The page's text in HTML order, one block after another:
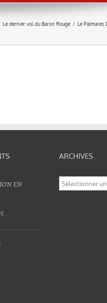
Le dernier vol du Baron Rouge / Le Palmares
EN
ARCHIVES
Archives